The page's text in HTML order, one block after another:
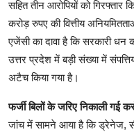
सहित तीन आरोपियों को
करोड़ रुपए की वित्तीय
एजेंसी का दावा है कि सरकारी धन
उत्तर प्रदेश में बड़ी संख्या में
अटैच किया गया है।
फर्जी बिलों के जरिए निकाली गई
जांच में सामने आया है कि ड्रेनेज,